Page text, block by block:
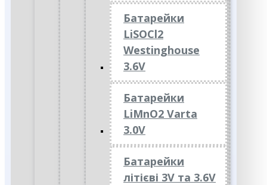
Батарейки
LiSOCl2
Westinghouse
3.6V
Батарейки
LiMnO2 Varta
3.0V
Батарейки
літієві 3V та 3.6V